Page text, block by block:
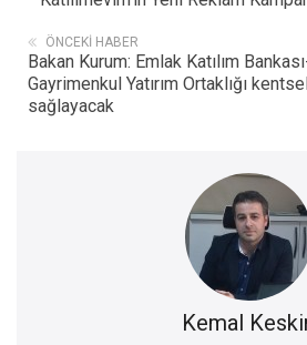
ÖNCEKI HABER
Bakan Kurum: Emlak Katılım
Gayrimenkul Yatırım Ortaklığı
sağlayacak
Kemal